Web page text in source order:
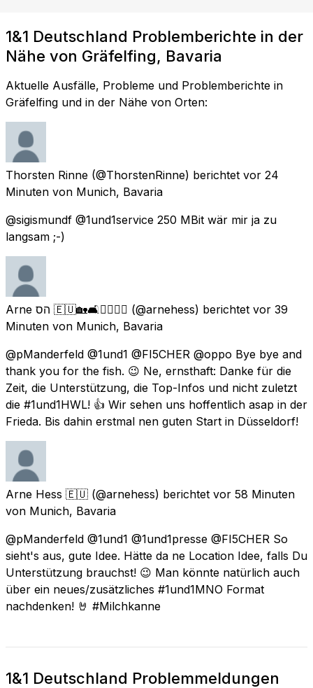
1&1 Deutschland Problemberichte in der
Nähe von Gräfelfing, Bavaria
Aktuelle Ausfälle, Probleme und Problemberichte in
Gräfelfing und in der Nähe von Orten:
Thorsten Rinne (@ThorstenRinne) berichtet vor 24
Minuten von Munich, Bavaria
@sigismundf @1und1service 250 MBit wär mir ja zu
langsam ;-)
Arne הס 🇪🇺🏡🛋🧘‍♂️🚴‍♂️ (@arnehess) berichtet vor 39
Minuten von Munich, Bavaria
@pManderfeld @1und1 @FI5CHER @oppo Bye bye and
thank you for the fish. 😉 Ne, ernsthaft: Danke für die
Zeit, die Unterstützung, die Top-Infos und nicht zuletzt
die #1und1HWL! 👍 Wir sehen uns hoffentlich asap in der
Frieda. Bis dahin erstmal nen guten Start in Düsseldorf!
Arne Hess 🇪🇺 (@arnehess) berichtet vor 58 Minuten
von Munich, Bavaria
@pManderfeld @1und1 @1und1presse @FI5CHER So
sieht's aus, gute Idee. Hätte da ne Location Idee, falls Du
Unterstützung brauchst! 😉 Man könnte natürlich auch
über ein neues/zusätzliches #1und1MNO Format
nachdenken! 🤘 #Milchkanne
1&1 Deutschland Problemmeldungen